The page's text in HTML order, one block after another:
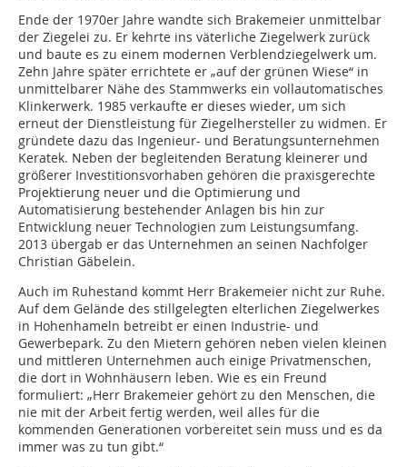
Ende der 1970er Jahre wandte sich Brakemeier unmittelbar
der Ziegelei zu. Er kehrte ins väterliche Ziegelwerk zurück
und baute es zu einem modernen Verblendziegelwerk um.
Zehn Jahre später errichtete er „auf der grünen Wiese“ in
unmittelbarer Nähe des Stammwerks ein vollautomatisches
Klinkerwerk. 1985 verkaufte er dieses wieder, um sich
erneut der Dienstleistung für Ziegelhersteller zu widmen. Er
gründete dazu das Ingenieur- und Beratungsunternehmen
Keratek. Neben der begleitenden Beratung kleinerer und
größerer Investitionsvorhaben gehören die praxisgerechte
Projektierung neuer und die Optimierung und
Automatisierung bestehender Anlagen bis hin zur
Entwicklung neuer Technologien zum Leistungsumfang.
2013 übergab er das Unternehmen an seinen Nachfolger
Christian Gäbelein.
Auch im Ruhestand kommt Herr Brakemeier nicht zur Ruhe.
Auf dem Gelände des stillgelegten elterlichen Ziegelwerkes
in Hohenhameln betreibt er einen Industrie- und
Gewerbepark. Zu den Mietern gehören neben vielen kleinen
und mittleren Unternehmen auch einige Privatmenschen,
die dort in Wohnhäusern leben. Wie es ein Freund
formuliert: „Herr Brakemeier gehört zu den Menschen, die
nie mit der Arbeit fertig werden, weil alles für die
kommenden Generationen vorbereitet sein muss und es da
immer was zu tun gibt.“